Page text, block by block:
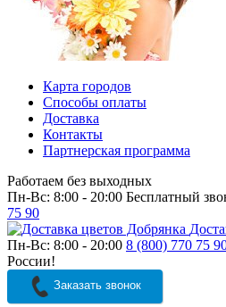
Карта городов
Способы оплаты
Доставка
Контакты
Партнерская программа
Работаем без выходных
Пн-Вс: 8:00 - 20:00 Бесплатный
75 90
Пн-Вс: 8:00 - 20:00 8 (800) 770 75
России!
Заказать звонок